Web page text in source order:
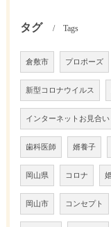
タグ Tags
倉敷市 プロポーズ
新型コロナウイルス
インターネットお見合い
歯科医師 婿養子
岡山県 コロナ
岡山市 コンセプト